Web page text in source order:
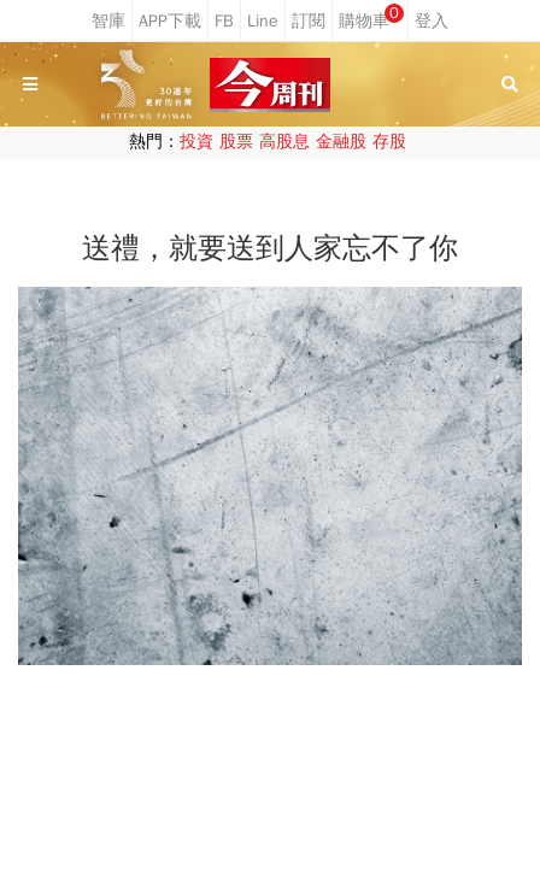
0
熱門： 投資 股票 高股息 金融股 存股
送禮，就要送到人家忘不了你